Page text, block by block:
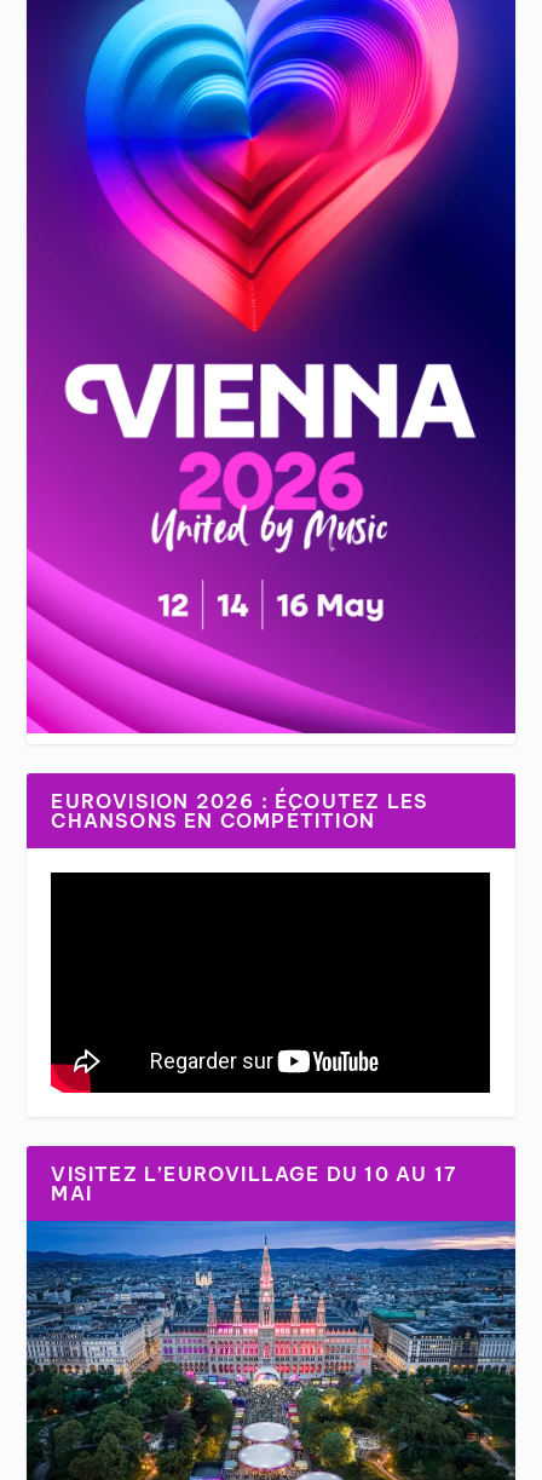
EUROVISION 2026 : ÉCOUTEZ LES
CHANSONS EN COMPÉTITION
VISITEZ L’EUROVILLAGE DU 10 AU 17
MAI